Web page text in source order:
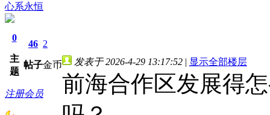
心系永恒
0
主
题
46
帖子
2
金币
注册会员
发表于 2026-4-29 13:17:52 | 显示全部楼层
前海合作区发展得